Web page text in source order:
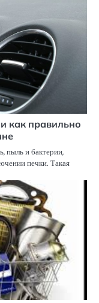
как правильно
пыль и бактерии,
печки. Такая